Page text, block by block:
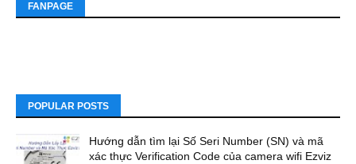
FANPAGE
POPULAR POSTS
Hướng dẫn tìm lại Số Seri Number (SN) và mã
xác thực Verification Code của camera wifi Ezviz